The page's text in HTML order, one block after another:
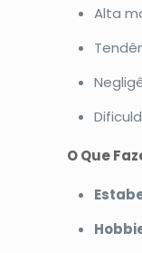
Alta
O Que